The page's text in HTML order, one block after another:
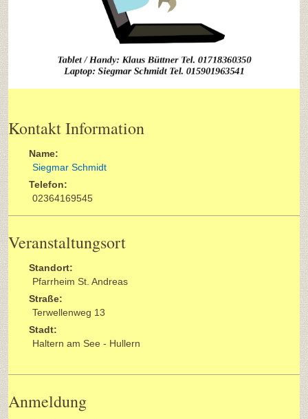
Kontakt Information
Name:
Siegmar Schmidt
Telefon:
02364169545
Veranstaltungsort
Standort:
Pfarrheim St. Andreas
Straße:
Terwellenweg 13
Stadt:
Haltern am See - Hullern
Anmeldung